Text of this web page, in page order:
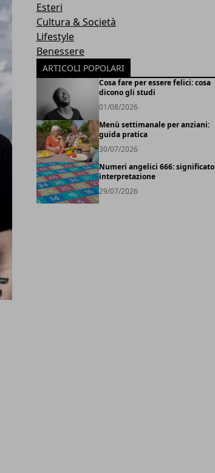
Esteri
Cultura & Società
Lifestyle
Benessere
ARTICOLI POPOLARI
Cosa fare per essere felici: cosa
dicono gli studi
01/08/2026
Menù settimanale per anziani:
guida pratica
30/07/2026
Numeri angelici 666:
interpretazione
29/07/2026